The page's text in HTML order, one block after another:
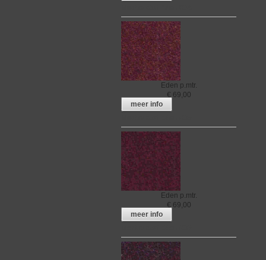
Eden p.mtr.
€ 69,00
meer info
Eden p.mtr.
€ 69,00
meer info